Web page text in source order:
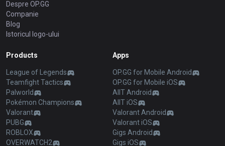
Despre OP.GG
Companie
Blog
Istoricul logo-ului
Products
League of Legends
Teamfight Tactics
Palworld
Pokémon Champions
Valorant
PUBG
ROBLOX
OVERWATCH2
Apps
OP.GG for Mobile Android
OP.GG for Mobile iOS
AllT Android
AllT iOS
Valorant Android
Valorant iOS
Gigs Android
Gigs iOS